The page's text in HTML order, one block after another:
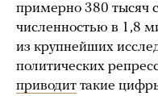
примерно 380 тысяч
численностью в 1,8
из крупнейших
политических
приводит такие